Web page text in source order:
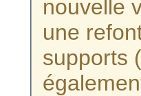
nouvelle
une
supports